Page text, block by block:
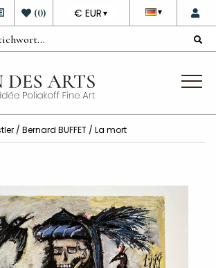
▼
DEVISE
€ EUR ▼
(0)
/ Bernard BUFFET / La mort